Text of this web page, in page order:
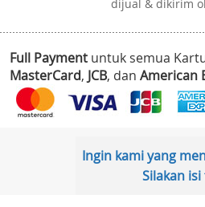
dijual & dikirim
Full Payment untuk semua
MasterCard, JCB, dan American
Ingin kami yang
Silakan